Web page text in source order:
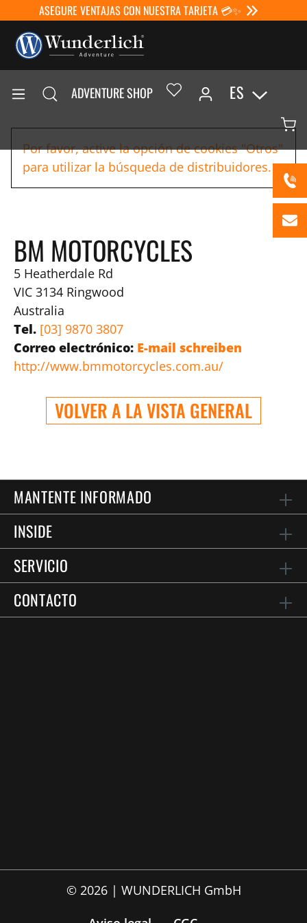
ASEGURE VENTAJAS CON NUESTRA TARJETA 💳✨
ADVENTURE SHOP ES
Por favor, active la opción de cookies "Otros"
para utilizar la búsqueda de distribuidores.
BM MOTORCYCLES
5 Heatherdale Rd
VIC 3134 Ringwood
Australia
Tel. [03] 9870 3807
Correo electrónico: E-mail schreiben
http://www.bmmotorcycles.com.au/
VOLVER A LA VISTA GENERAL
MANTENTE INFORMADO
INSIDE
SERVICIO
CONTACTO
© 2026 | WUNDERLICH GmbH